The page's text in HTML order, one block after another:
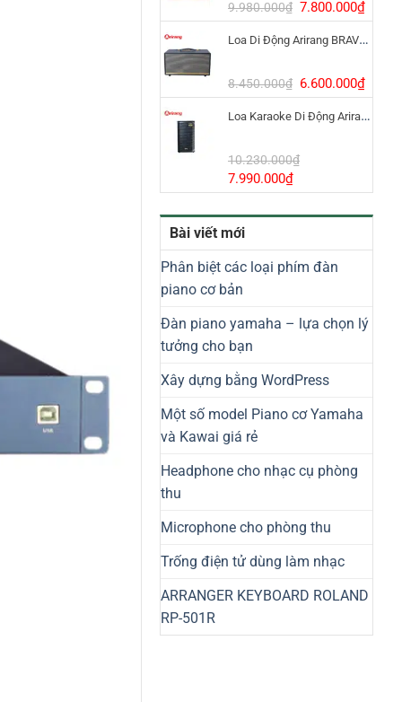
8.800.000₫.
9.980.000₫ Giá
gốc
là:
7.800.000₫Giá
hiện
tại
Loa Di Động Arirang BRAVO 8 800W Có Micro
8.450.000₫ Giá
gốc
là:
6.600.000₫Giá
hiện
tại
Loa Karaoke Di Động Arirang EDGE-X Model I
10.230.000₫
Giá
gốc
là:
10.230.000₫.
7.990.000₫Giá
hiện
tại
7.990.000₫.
Bài viết mới
Phân biệt các loại phím đàn
piano cơ bản
Đàn piano yamaha – lựa chọn lý
tưởng cho bạn
Xây dựng bằng WordPress
Một số model Piano cơ Yamaha
và Kawai giá rẻ
Headphone cho nhạc cụ phòng
thu
Microphone cho phòng thu
Trống điện tử dùng làm nhạc
ARRANGER KEYBOARD ROLAND
RP-501R